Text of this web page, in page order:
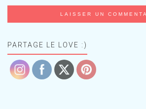
PARTAGE LE LOVE :)